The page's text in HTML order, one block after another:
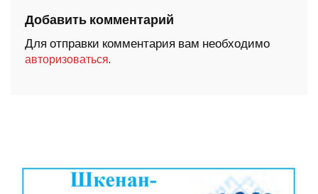
Добавить комментарий
Для отправки комментария вам необходимо
авторизоваться.